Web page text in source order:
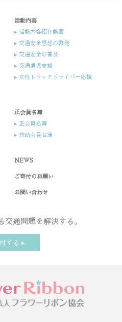
活動内容
▸ 活動内容紹介動画
▸ 交通安全思想の啓発
▸ 交通安全の普及
▸ 交通遺児支援​
▸ 女性トラックドライバー応援​
正会員名簿
▸ 正会員名簿
▸ 賛助会員名簿
NEWS
ご寄付のお願い
お問い合わせ
交通問題を解決する。
する ▸